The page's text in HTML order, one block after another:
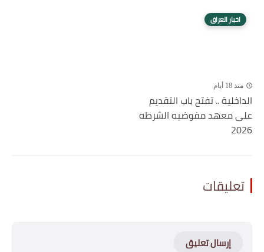
اخبار العراق
منذ 18 أيام
الداخلية .. تفتح باب التقديم
على معهد مفوضيه الشرطه
2026
تعليقات
إرسال تعليق